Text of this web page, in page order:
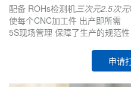
配备 ROHs检测机三次元2.5次元
使每个CNC加工件 出产即所需
5S现场管理 保障了生产的规范性
申请